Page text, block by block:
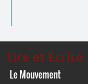
Lire et Écrire
Le Mouvement